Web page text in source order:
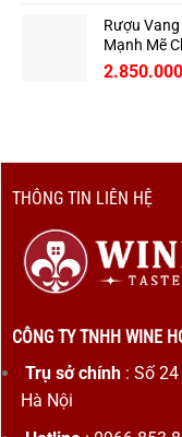
Rượu
Mạnh Mẽ
2.850.000
THÔNG TIN LIÊN HỆ
CÔNG TY TNHH WINE
Trụ sở chính: Số 24
Hà Nội